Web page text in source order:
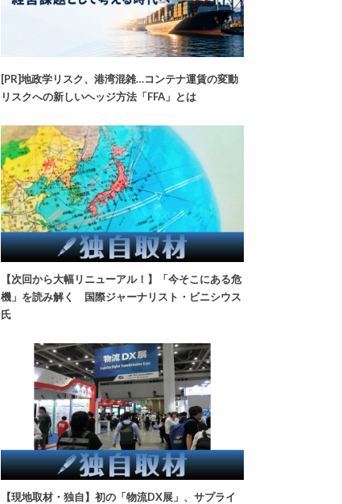
[PR]地政学リスク、港湾混雑…コンテナ運賃の変動
リスクへの新しいヘッジ方法「FFA」とは
【次回から大幅リニューアル！】「今そこにある危
機」を読み解く 国際ジャーナリスト・ビニシウス
氏
【現地取材・独自】初の「物流DX展」、サプライ